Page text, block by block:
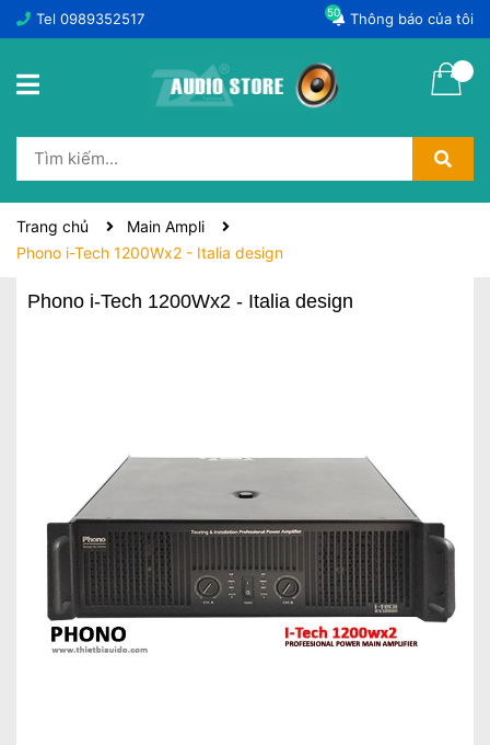
Tel 0989352517 Thông báo của tôi
50
Trang chủ
Main Ampli
Phono i-Tech 1200Wx2 - Italia design
Phono i-Tech 1200Wx2 - Italia design